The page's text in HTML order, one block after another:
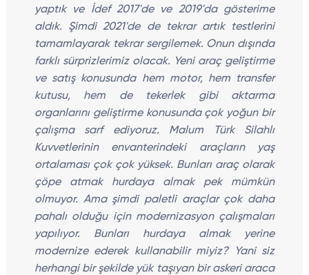
yaptık ve İdef 2017'de ve 2019'da gösterime
aldık. Şimdi 2021'de de tekrar artık testlerini
tamamlayarak tekrar sergilemek. Onun dışında
farklı sürprizlerimiz olacak. Yeni araç geliştirme
ve satış konusunda hem motor, hem transfer
kutusu, hem de tekerlek gibi aktarma
organlarını geliştirme konusunda çok yoğun bir
çalışma sarf ediyoruz. Malum Türk Silahlı
Kuvvetlerinin envanterindeki araçların yaş
ortalaması çok çok yüksek. Bunları araç olarak
çöpe atmak hurdaya almak pek mümkün
olmuyor. Ama şimdi paletli araçlar çok daha
pahalı olduğu için modernizasyon çalışmaları
yapılıyor. Bunları hurdaya almak yerine
modernize ederek kullanabilir miyiz? Yani siz
herhangi bir şekilde yük taşıyan bir askeri araca